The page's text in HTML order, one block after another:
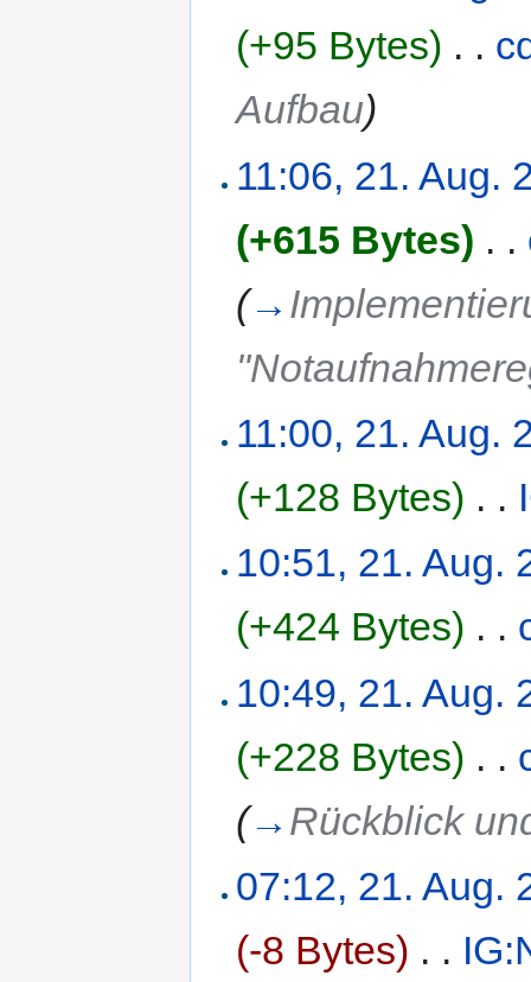
(+95 Bytes) . .
Aufbau)
11:06, 21. Aug.
(+615 Bytes) . .
(→
11:00, 21. Aug.
(+128 Bytes) . .
10:51, 21. Aug.
(+424 Bytes) . .
10:49, 21. Aug.
(+228 Bytes) . .
(→ Rückblick
07:12, 21. Aug.
(-8 Bytes) . .